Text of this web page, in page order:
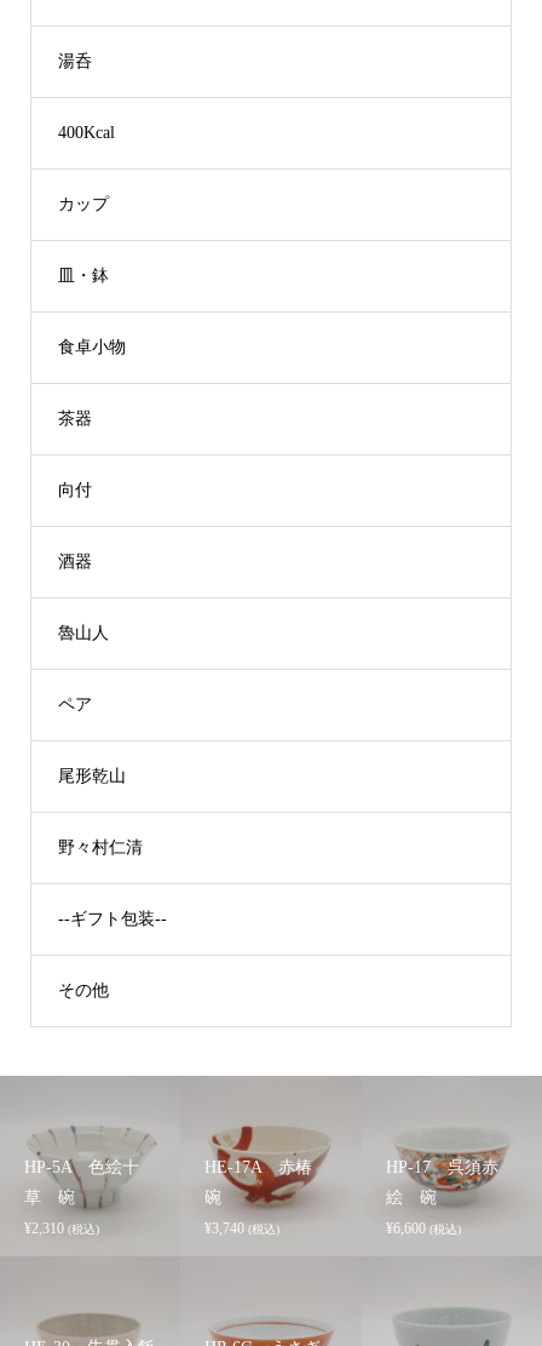
湯呑
400Kcal
カップ
皿・鉢
食卓小物
茶器
向付
酒器
魯山人
ペア
尾形乾山
野々村仁清
--ギフト包装--
その他
HP-5A 色絵十
草 碗
¥2,310 (税込)
HE-17A 赤椿
碗
¥3,740 (税込)
HP-17 呉須赤
絵 碗
¥6,600 (税込)